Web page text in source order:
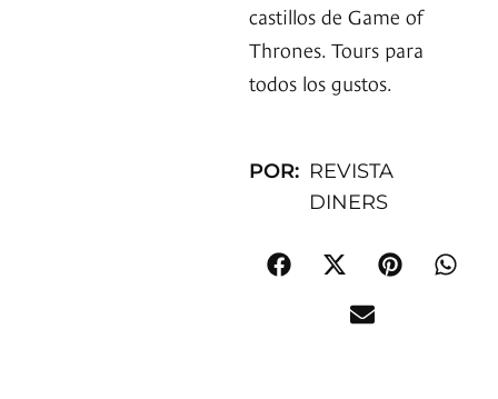
castillos de Game of
Thrones. Tours para
todos los gustos.
POR: REVISTA
DINERS